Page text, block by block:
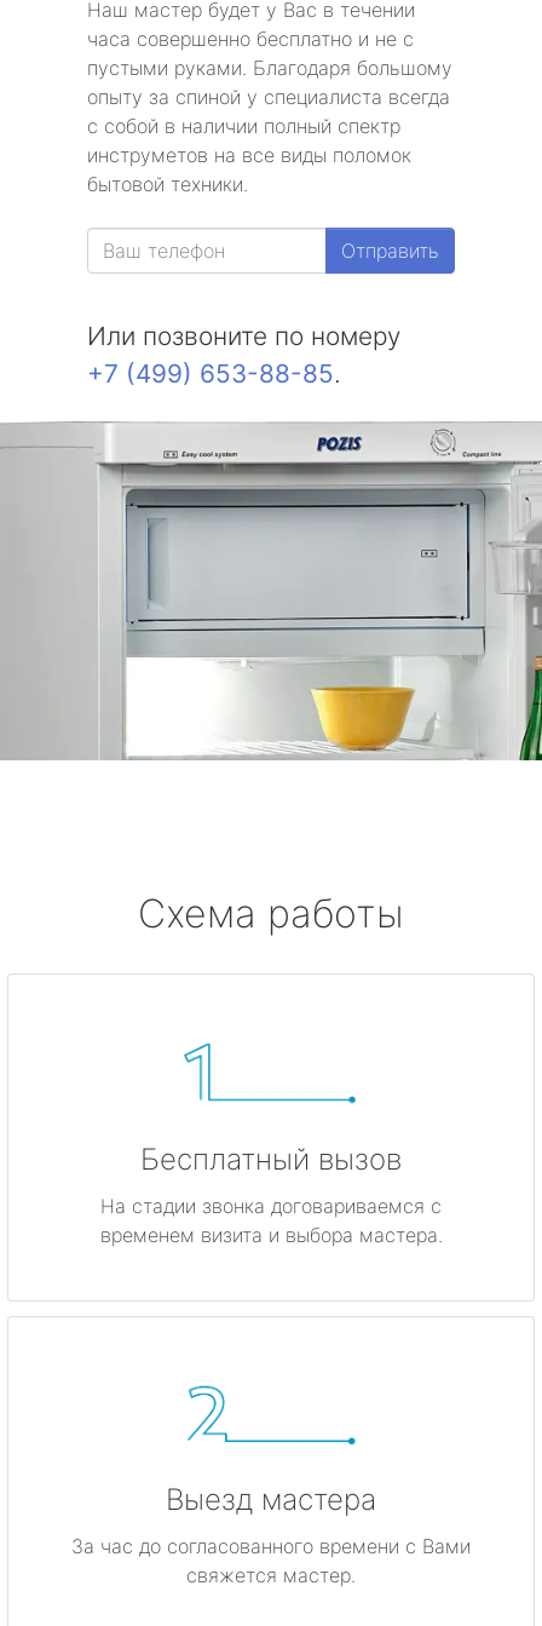
Наш мастер будет у Вас в течении
часа совершенно бесплатно и не с
пустыми руками. Благодаря большому
опыту за спиной у специалиста всегда
с собой в наличии полный спектр
инструметов на все виды поломок
бытовой техники.
Отправить
Или позвоните по номеру
+7 (499) 653-88-85.
Схема работы
Бесплатный вызов
На стадии звонка договариваемся с
временем визита и выбора мастера.
Выезд мастера
За час до согласованного времени с Вами
свяжется мастер.